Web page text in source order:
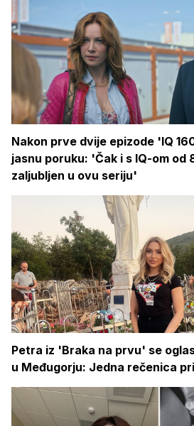
Nakon prve dvije epizode 'IQ
jasnu poruku: 'Čak i s IQ-om od
zaljubljen u ovu seriju'
Petra iz 'Braka na prvu' se
u Međugorju: Jedna rečenica